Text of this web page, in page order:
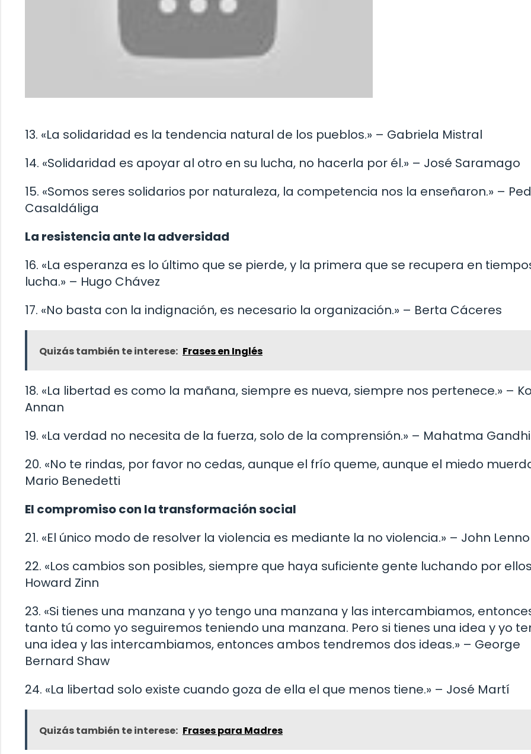
13. «La solidaridad es la tendencia natural de los pueblos.» – Gabriela Mistral
14. «Solidaridad es apoyar al otro en su lucha, no hacerla por él.» – José Saramago
15. «Somos seres solidarios por naturaleza, la competencia nos la enseñaron.» –
Casaldáliga
La resistencia ante la adversidad
16. «La esperanza es lo último que se pierde, y la primera que se recupera en
lucha.» – Hugo Chávez
17. «No basta con la indignación, es necesario la organización.» – Berta Cáceres
Quizás también te interese: Frases en Inglés
18. «La libertad es como la mañana, siempre es nueva, siempre nos pertenece.» –
Annan
19. «La verdad no necesita de la fuerza, solo de la comprensión.» – Mahatma Gandhi
20. «No te rindas, por favor no cedas, aunque el frío queme, aunque el miedo
Mario Benedetti
El compromiso con la transformación social
21. «El único modo de resolver la violencia es mediante la no violencia.» – John
22. «Los cambios son posibles, siempre que haya suficiente gente luchando por
Howard Zinn
23. «Si tienes una manzana y yo tengo una manzana y las intercambiamos,
tanto tú como yo seguiremos teniendo una manzana. Pero si tienes una idea y yo
una idea y las intercambiamos, entonces ambos tendremos dos ideas.» – George
Bernard Shaw
24. «La libertad solo existe cuando goza de ella el que menos tiene.» – José Martí
Quizás también te interese: Frases para Madres